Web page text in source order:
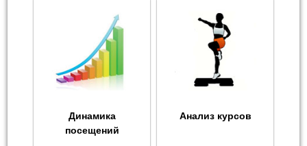
Динамика
посещений
Анализ курсов